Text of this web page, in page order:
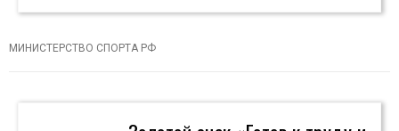
МИНИСТЕРСТВО СПОРТА РФ